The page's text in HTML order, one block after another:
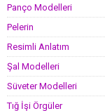
Panço Modelleri
Pelerin
Resimli Anlatım
Şal Modelleri
Süveter Modelleri
Tığ İşi Örgüler